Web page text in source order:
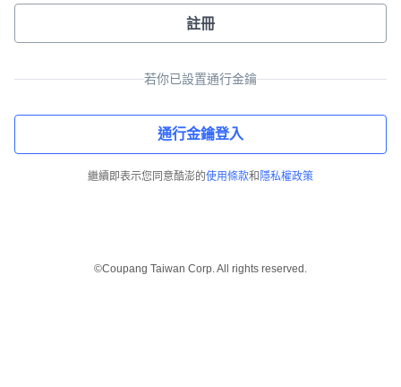
註冊
若你已設置通行金鑰
通行金鑰登入
繼續即表示您同意酷澎的使用條款和 隱私權政策
©Coupang Taiwan Corp. All rights reserved.